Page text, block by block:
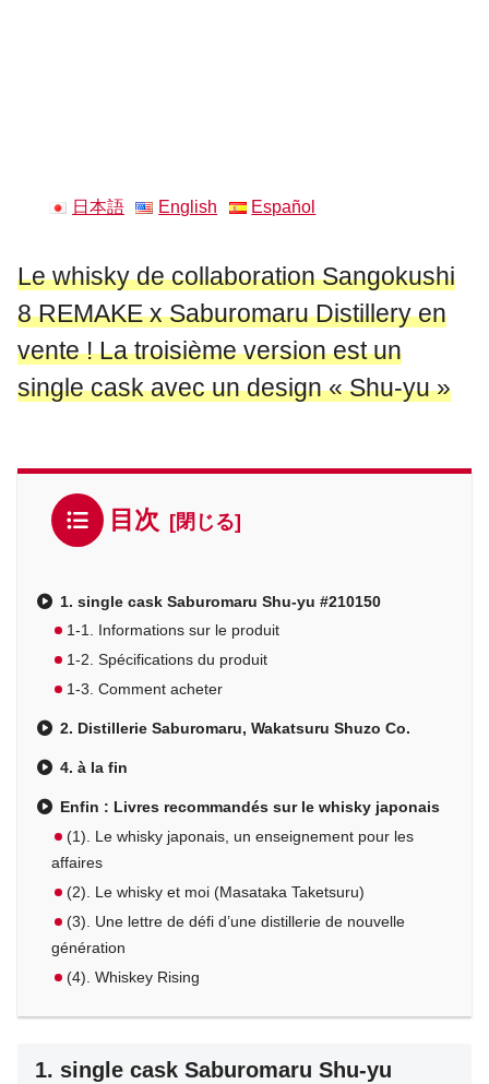
日本語 English Español
Le whisky de collaboration Sangokushi
8 REMAKE x Saburomaru Distillery en
vente ! La troisième version est un
single cask avec un design « Shu-yu »
目次
1. single cask Saburomaru Shu-yu #210150
1-1. Informations sur le produit
1-2. Spécifications du produit
1-3. Comment acheter
2. Distillerie Saburomaru, Wakatsuru Shuzo Co.
4. à la fin
Enfin : Livres recommandés sur le whisky japonais
(1). Le whisky japonais, un enseignement pour les
affaires
(2). Le whisky et moi (Masataka Taketsuru)
(3). Une lettre de défi d’une distillerie de nouvelle
génération
(4). Whiskey Rising
1. single cask Saburomaru Shu-yu